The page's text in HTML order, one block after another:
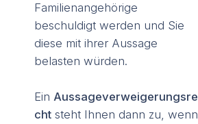
Familienangehörige
beschuldigt werden und Sie
diese mit ihrer Aussage
belasten würden.
Ein Aussageverweigerungsre
cht steht Ihnen dann zu, wenn